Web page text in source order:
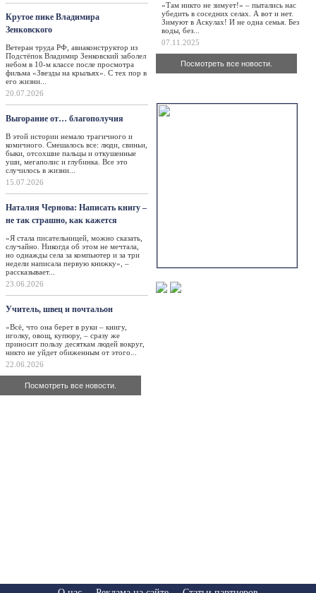
Крутое пике Владимира
Зенковского
Ветеран труда РФ, авиаконструктор из
Подстёпок Владимир Зенковский заболел
небом в 10-м классе после просмотра
фильма «Звезды на крыльях». С тех пор в
его жизни...
20.07.2026
Выгорание от… благополучия
В этой истории немало трагичного и
комичного. Смешалось все: люди, свиньи,
быки, отсохшие пальцы и откушенные
уши, мегаполис и глубинка. Все это
случилось в жизни...
15.07.2026
Наталия Чернова: Написать книгу –
не так страшно, как кажется
«Я стала писательницей, можно сказать,
случайно. Никогда об этом не мечтала,
но однажды села за компьютер и за три
недели написала первую книжку», –
рассказывает...
23.06.2026
Учитель, швец и почтальон
«Всё, что она берет в руки – книгу,
иголку, овощ, купюру, – сразу же
приносит пользу десяткам людей вокруг,
никто не уйдет обиженным от этого...
22.06.2026
Посмотреть все новости.
«Там никто не зимует!» – пытались нас
убедить в соседних селах. А вот и нет.
Зимуют в Аскулах! И не одна семья. Без
воды, без...
07.11.2025
Посмотреть все новости.